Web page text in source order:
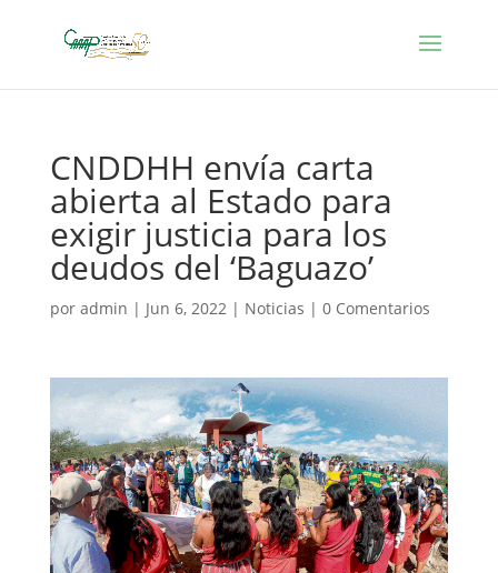
CNDDHH envía carta
abierta al Estado para
exigir justicia para los
deudos del ‘Baguazo’
por admin | Jun 6, 2022| Noticias | 0 Comentarios